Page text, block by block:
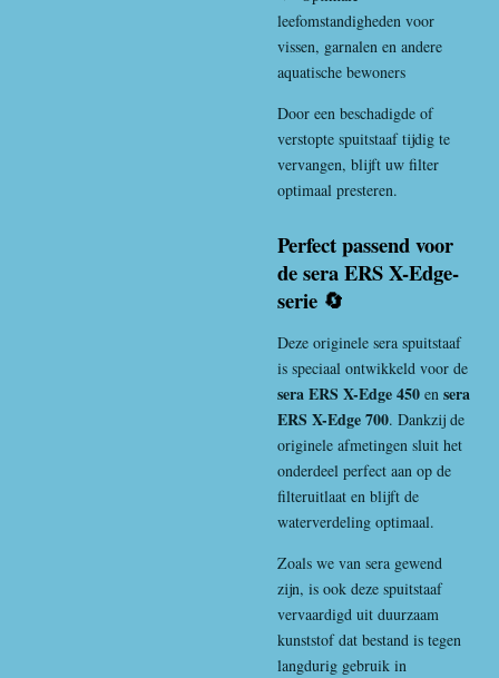
leefomstandigheden voor
vissen, garnalen en andere
aquatische bewoners
Door een beschadigde of
verstopte spuitstaaf tijdig te
vervangen, blijft uw filter
optimaal presteren.
Perfect passend voor
de sera ERS X-Edge-
serie 🔄
Deze originele sera spuitstaaf
is speciaal ontwikkeld voor de
sera ERS X-Edge 450 en sera
ERS X-Edge 700. Dankzij de
originele afmetingen sluit het
onderdeel perfect aan op de
filteruitlaat en blijft de
waterverdeling optimaal.
Zoals we van sera gewend
zijn, is ook deze spuitstaaf
vervaardigd uit duurzaam
kunststof dat bestand is tegen
langdurig gebruik in